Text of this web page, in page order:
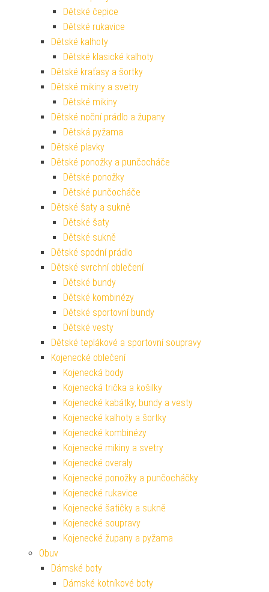
Dětské čepice
Dětské rukavice
Dětské kalhoty
Dětské klasické kalhoty
Dětské kraťasy a šortky
Dětské mikiny a svetry
Dětské mikiny
Dětské noční prádlo a župany
Dětská pyžama
Dětské plavky
Dětské ponožky a punčocháče
Dětské ponožky
Dětské punčocháče
Dětské šaty a sukně
Dětské šaty
Dětské sukně
Dětské spodní prádlo
Dětské svrchní oblečení
Dětské bundy
Dětské kombinézy
Dětské sportovní bundy
Dětské vesty
Dětské teplákové a sportovní soupravy
Kojenecké oblečení
Kojenecká body
Kojenecká trička a košilky
Kojenecké kabátky, bundy a vesty
Kojenecké kalhoty a šortky
Kojenecké kombinézy
Kojenecké mikiny a svetry
Kojenecké overaly
Kojenecké ponožky a punčocháčky
Kojenecké rukavice
Kojenecké šatičky a sukně
Kojenecké soupravy
Kojenecké župany a pyžama
Obuv
Dámské boty
Dámské kotníkové boty